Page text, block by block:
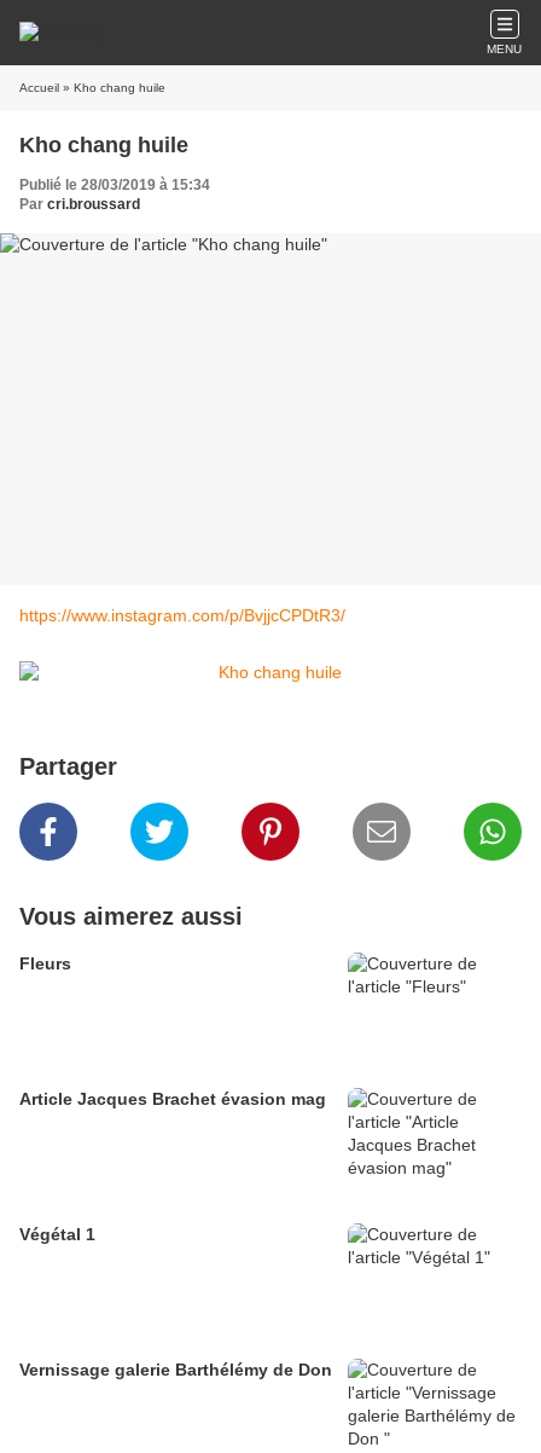
MENU
Accueil » Kho chang huile
Kho chang huile
Publié le 28/03/2019 à 15:34
Par cri.broussard
https://www.instagram.com/p/BvjjcCPDtR3/
Partager
Vous aimerez aussi
Fleurs
Article Jacques Brachet évasion mag
Végétal 1
Vernissage galerie Barthélémy de Don